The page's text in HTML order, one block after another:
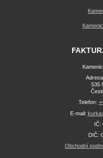
535
Telefon:
E-mail:
IČ:
DIČ:
Obchodní